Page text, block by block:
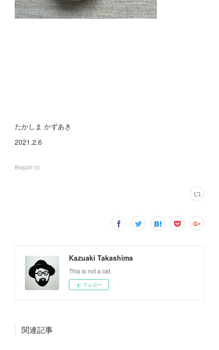
たかしま かずあき
2021.2.6
Blog(2013)
Kazuaki Takashima
This is not a cat.
フォロー
関連記事